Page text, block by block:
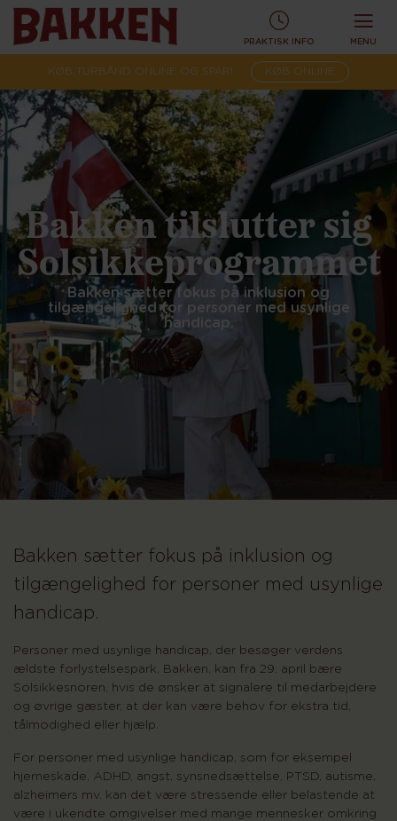
Bakken tilslutter sig
Solsikkeprogrammet
Bakken sætter fokus på inklusion og
tilgængelighed for personer med usynlige
handicap.
Bakken sætter fokus på inklusion og
tilgængelighed for personer med usynlige
handicap.
Personer med usynlige handicap, der besøger verdens
ældste forlystelsespark, Bakken, kan fra 29. april bære
Solsikkesnoren, hvis de ønsker at signalere til medarbejdere
og øvrige gæster, at der kan være behov for ekstra tid,
tålmodighed eller hjælp.
For personer med usynlige handicap, som for eksempel
hjerneskade, ADHD, angst, synsnedsættelse, PTSD, autisme,
alzheimers mv. kan det være stressende eller belastende at
være i ukendte omgivelser med mange mennesker omkring
PRAKTISK INFO MENU
KØB TURBÅND ONLINE OG SPAR! KØB ONLINE